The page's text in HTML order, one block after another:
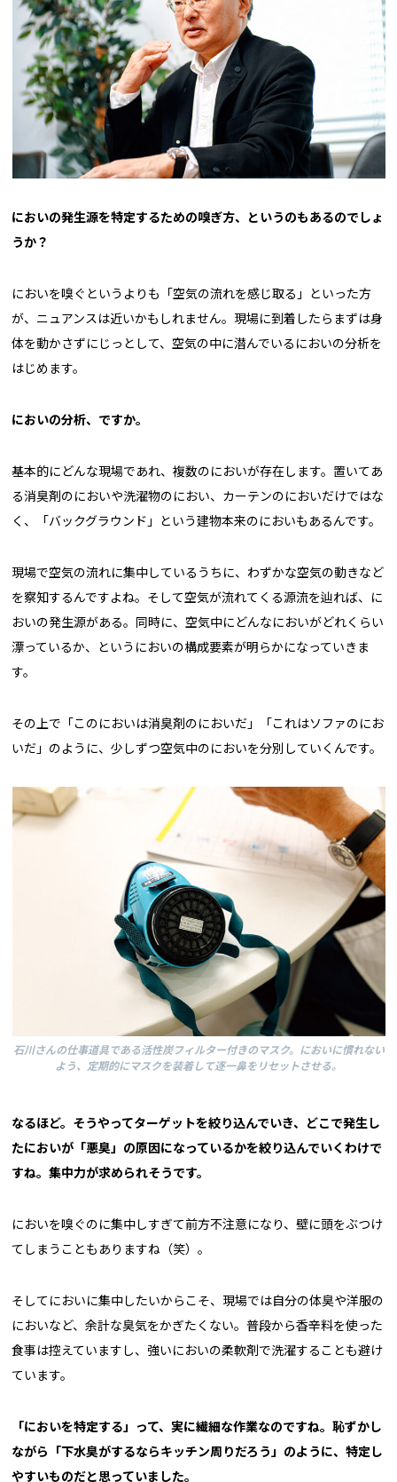
――においの発生源を特定するための嗅ぎ方、というのもあるのでしょ
うか？
においを嗅ぐというよりも「空気の流れを感じ取る」といった方
が、ニュアンスは近いかもしれません。現場に到着したらまずは身
体を動かさずにじっとして、空気の中に潜んでいるにおいの分析を
はじめます。
――においの分析、ですか。
基本的にどんな現場であれ、複数のにおいが存在します。置いてあ
る消臭剤のにおいや洗濯物のにおい、カーテンのにおいだけではな
く、「バックグラウンド」という建物本来のにおいもあるんです。
現場で空気の流れに集中しているうちに、わずかな空気の動きなど
を察知するんですよね。そして空気が流れてくる源流を辿れば、に
おいの発生源がある。同時に、空気中にどんなにおいがどれくらい
漂っているか、というにおいの構成要素が明らかになっていきま
す。
その上で「このにおいは消臭剤のにおいだ」「これはソファのにお
いだ」のように、少しずつ空気中のにおいを分別していくんです。
石川さんの仕事道具である活性炭フィルター付きのマスク。においに慣れない
よう、定期的にマスクを装着して逐一鼻をリセットさせる。
――なるほど。そうやってターゲットを絞り込んでいき、どこで発生し
たにおいが「悪臭」の原因になっているかを絞り込んでいくわけで
すね。集中力が求められそうです。
においを嗅ぐのに集中しすぎて前方不注意になり、壁に頭をぶつけ
てしまうこともありますね（笑）。
そしてにおいに集中したいからこそ、現場では自分の体臭や洋服の
においなど、余計な臭気をかぎたくない。普段から香辛料を使った
食事は控えていますし、強いにおいの柔軟剤で洗濯することも避け
ています。
――「においを特定する」って、実に繊細な作業なのですね。恥ずかし
ながら「下水臭がするならキッチン周りだろう」のように、特定し
やすいものだと思っていました。